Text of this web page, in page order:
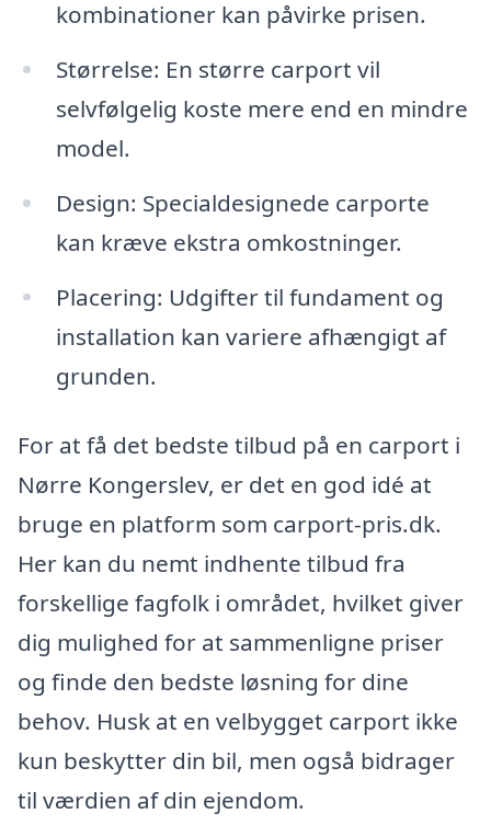
kombinationer kan påvirke prisen.
Størrelse: En større carport vil
selvfølgelig koste mere end en mindre
model.
Design: Specialdesignede carporte
kan kræve ekstra omkostninger.
Placering: Udgifter til fundament og
installation kan variere afhængigt af
grunden.
For at få det bedste tilbud på en carport i
Nørre Kongerslev, er det en god idé at
bruge en platform som carport-pris.dk.
Her kan du nemt indhente tilbud fra
forskellige fagfolk i området, hvilket giver
dig mulighed for at sammenligne priser
og finde den bedste løsning for dine
behov. Husk at en velbygget carport ikke
kun beskytter din bil, men også bidrager
til værdien af din ejendom.